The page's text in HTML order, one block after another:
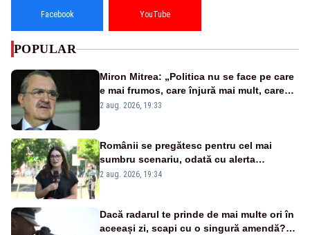
Facebook YouTube
POPULAR
Miron Mitrea: „Politica nu se face pe care
e mai frumos, care înjură mai mult, care
țipă mai tare, ci pe proiecte”
2 aug. 2026, 19:33
Românii se pregătesc pentru cel mai
sumbru scenariu, odată cu alerta
energetică
2 aug. 2026, 19:34
Dacă radarul te prinde de mai multe ori în
aceeași zi, scapi cu o singură amendă?